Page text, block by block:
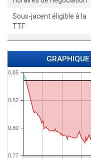
Sous-jacent éligible à la
TTF
GRAPHIQUE
0.77
0.80
0.82
0.85